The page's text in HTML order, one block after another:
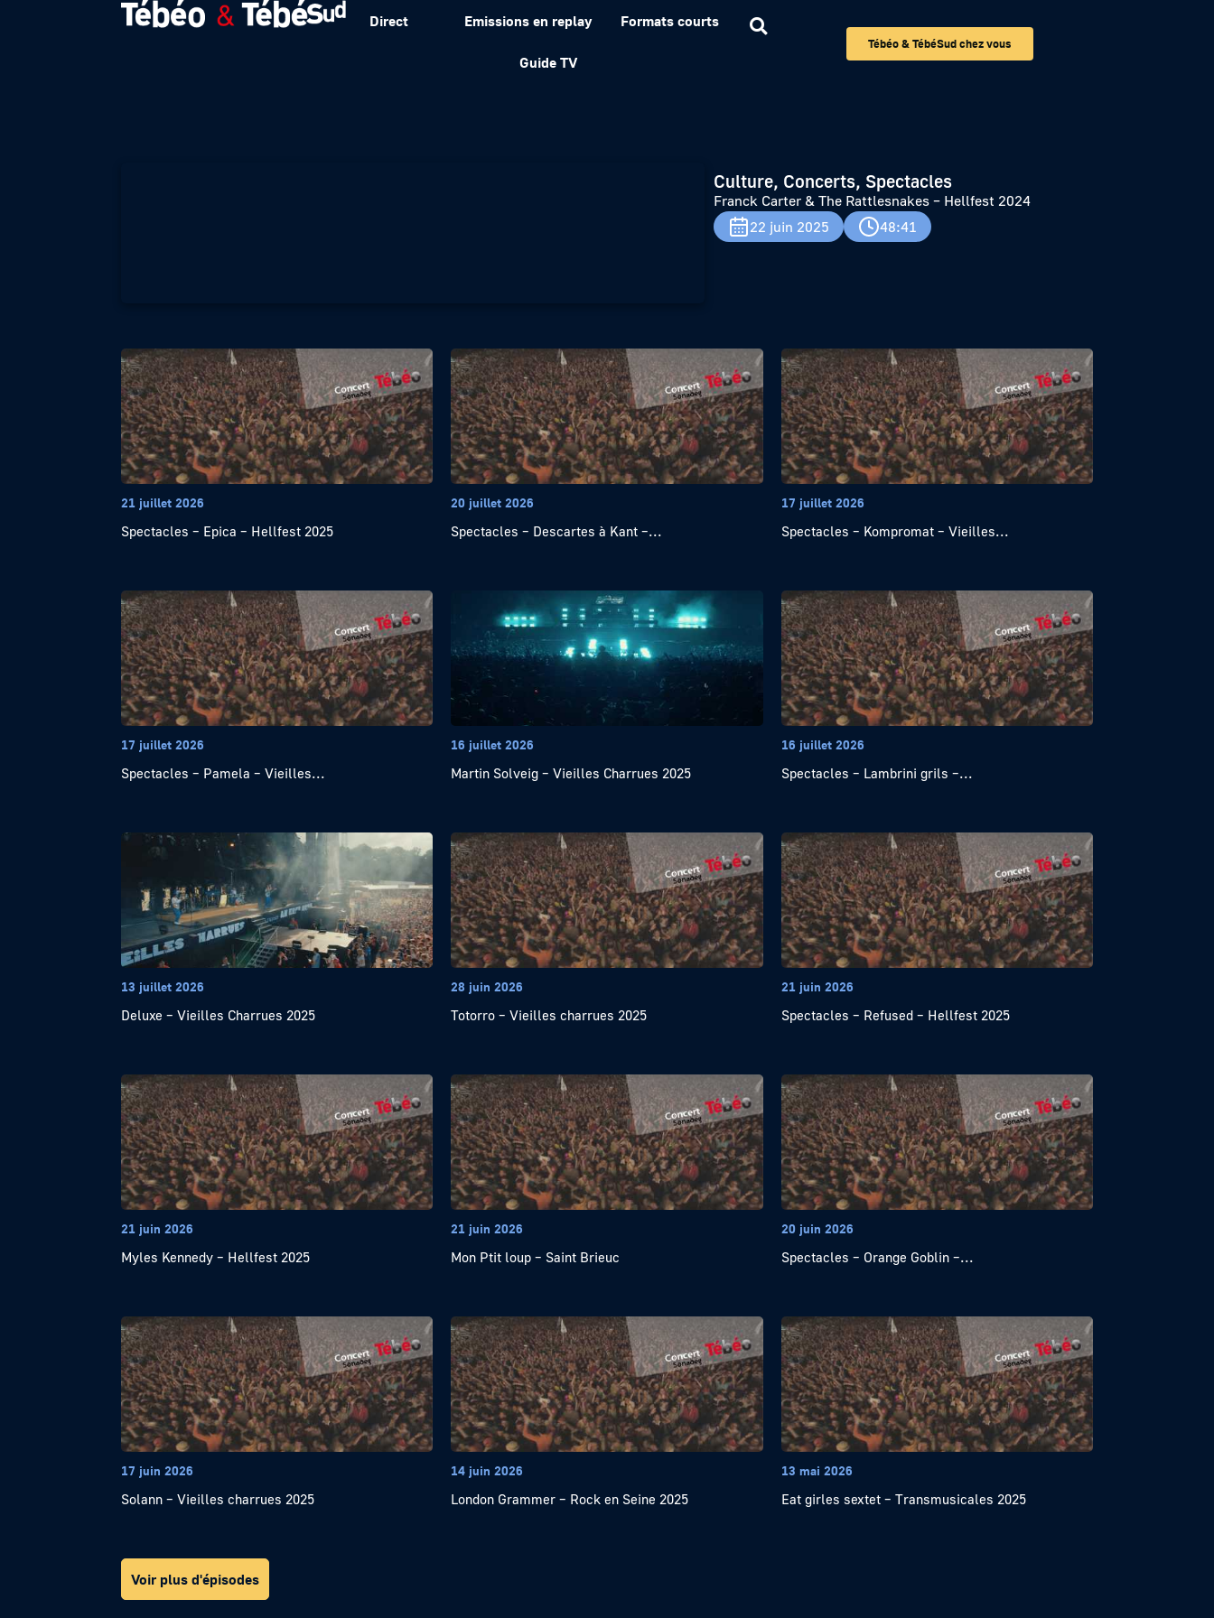
Direct Emissions en replay Formats courts
Guide TV
Tébéo & TébéSud chez vous
Franck Carter & The Rattlesnakes – Hellfest 2024
Culture, Concerts, Spectacles
Franck Carter & The Rattlesnakes – Hellfest 2024
22 juin 2025
48:41
21 juillet 2026
Spectacles – Epica – Hellfest 2025
20 juillet 2026
Spectacles – Descartes à Kant –...
17 juillet 2026
Spectacles – Kompromat – Vieilles...
17 juillet 2026
Spectacles – Pamela – Vieilles...
16 juillet 2026
Martin Solveig – Vieilles Charrues 2025
16 juillet 2026
Spectacles – Lambrini grils –...
13 juillet 2026
Deluxe – Vieilles Charrues 2025
28 juin 2026
Totorro – Vieilles charrues 2025
21 juin 2026
Spectacles – Refused – Hellfest 2025
21 juin 2026
Myles Kennedy – Hellfest 2025
21 juin 2026
Mon Ptit loup – Saint Brieuc
20 juin 2026
Spectacles – Orange Goblin –...
17 juin 2026
Solann – Vieilles charrues 2025
14 juin 2026
London Grammer – Rock en Seine 2025
13 mai 2026
Eat girles sextet – Transmusicales 2025
Voir plus d'épisodes